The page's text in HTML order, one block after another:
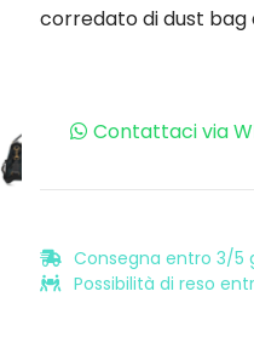
corredato di dust bag
Contattaci via
Consegna entro 3/5
Possibilità di reso